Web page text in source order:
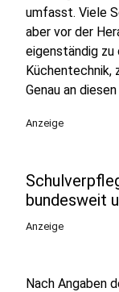
umfasst. Viele
aber vor der
eigenständig zu
Küchentechnik,
Genau an
Anzeige
bundesweit
Anzeige
Nach Angaben